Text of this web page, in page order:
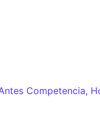
Competencia,